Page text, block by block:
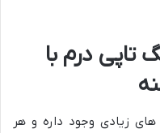
تاپی درم با
زیادی وجود داره و هر